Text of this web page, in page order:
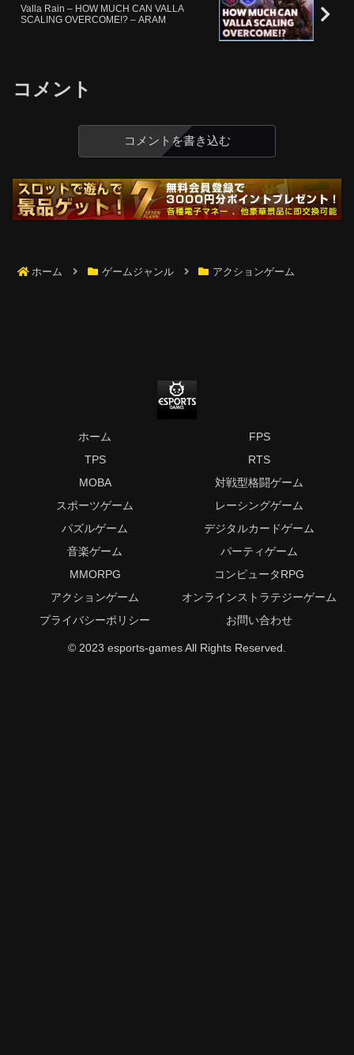
Valla Rain – HOW MUCH CAN VALLA
SCALING OVERCOME!? – ARAM
コメント
コメントを書き込む
ホーム ゲームジャンル アクションゲーム
ホーム
FPS
TPS
RTS
MOBA
対戦型格闘ゲーム
スポーツゲーム
レーシングゲーム
パズルゲーム
デジタルカードゲーム
音楽ゲーム
パーティゲーム
MMORPG
コンピュータRPG
アクションゲーム
オンラインストラテジーゲーム
プライバシーポリシー
お問い合わせ
© 2023 esports-games All Rights Reserved.